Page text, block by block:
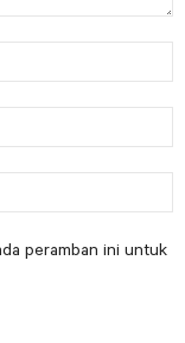
peramban ini untuk